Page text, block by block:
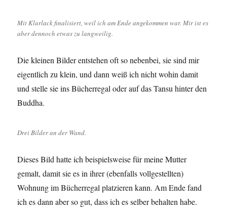
Mit Klarlack finalisiert, weil ich am Ende angekommen war. Mir ist es
aber dennoch etwas zu langweilig.
Die kleinen Bilder entstehen oft so nebenbei, sie sind mir
eigentlich zu klein, und dann weiß ich nicht wohin damit
und stelle sie ins Bücherregal oder auf das Tansu hinter den
Buddha.
Drei Bilder an der Wand.
Dieses Bild hatte ich beispielsweise für meine Mutter
gemalt, damit sie es in ihrer (ebenfalls vollgestellten)
Wohnung im Bücherregal platzieren kann. Am Ende fand
ich es dann aber so gut, dass ich es selber behalten habe.